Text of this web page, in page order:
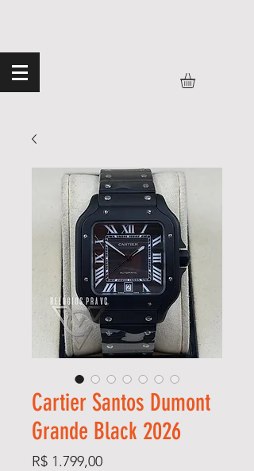
Cartier Santos Dumont
Grande Black 2026
R$ 1.799,00Preço